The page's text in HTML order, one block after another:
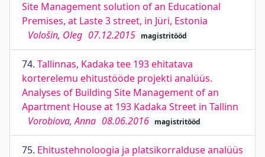
Site Management solution of an Educational
Premises, at Laste 3 street, in Jüri, Estonia
Vološin, Oleg 07.12.2015 magistritööd
74. Tallinnas, Kadaka tee 193 ehitatava
korterelemu ehitustööde projekti analüüs.
Analyses of Building Site Management of an
Apartment House at 193 Kadaka Street in Tallinn
Vorobiova, Anna 08.06.2016 magistritööd
75. Ehitustehnoloogia ja platsikorralduse analüüs